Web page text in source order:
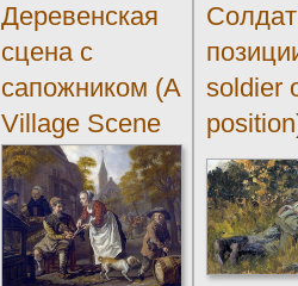
Деревенская
сцена с
сапожником (A
Village Scene
with a...
soldier